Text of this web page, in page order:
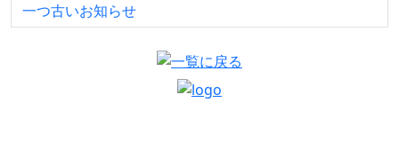
一つ古いお知らせ